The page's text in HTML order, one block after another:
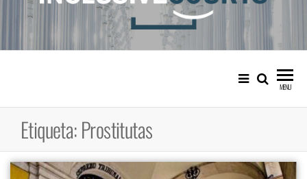
InclusiveCourts
Igualdade e diferença cultural na
prática judicial portuguesa
MENU
Etiqueta:Prostitutas